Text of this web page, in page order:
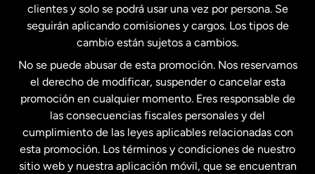
Estados Unidos Español
Francia
Malasia
Nueva Zelanda
clientes y solo se podrá usar una vez por persona. Se
seguirán aplicando comisiones y cargos. Los tipos de
cambio están sujetos a cambios.
No se puede abusar de esta promoción. Nos reservamos
el derecho de modificar, suspender o cancelar esta
promoción en cualquier momento. Eres responsable de
las consecuencias fiscales personales y del
cumplimiento de las leyes aplicables relacionadas con
esta promoción. Los términos y condiciones de nuestro
sitio web y nuestra aplicación móvil, que se encuentran